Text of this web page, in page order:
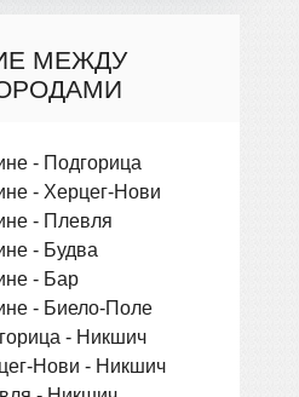
МЕЖДУ
- Подгорица
- Херцег-Нови
- Плевля
- Будва
- Бар
- Биело-Поле
- Никшич
Нови - Никшич